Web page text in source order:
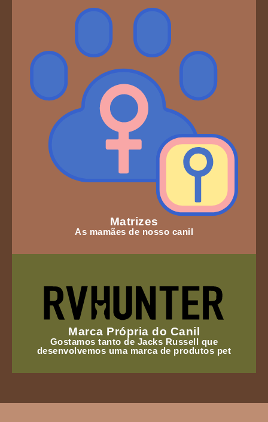
Matrizes
As mamães de nosso canil
Marca Própria do Canil
Gostamos tanto de Jacks Russell que
desenvolvemos uma marca de produtos pet